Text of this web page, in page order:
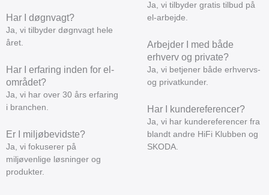
Har I døgnvagt?
Ja, vi tilbyder døgnvagt hele
året.
Har I erfaring inden for el-
området?
Ja, vi har over 30 års erfaring
i branchen.
Er I miljøbevidste?
Ja, vi fokuserer på
miljøvenlige løsninger og
produkter.
Ja, vi tilbyder gratis tilbud på
el-arbejde.
Arbejder I med både
erhverv og private?
Ja, vi betjener både erhvervs-
og privatkunder.
Har I kundereferencer?
Ja, vi har kundereferencer fra
blandt andre HiFi Klubben og
SKODA.